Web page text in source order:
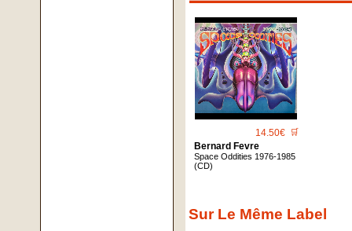
14.50€ 🛒
Bernard Fevre
Space Oddities 1976-1985
(CD)
Sur Le Même Label